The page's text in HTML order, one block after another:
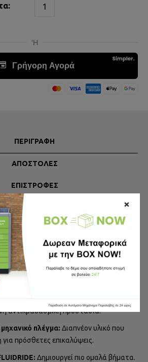
×
ΠΕΡΙΓΡΑΦΗ
ΑΠΟΣΤΟΛΕΣ
ΕΠΙΣΤΡΟΦΕΣ
EXCITE 11 διαθέτει άνετο και ευέλικτο
για να προσφέρει μεγαλύτερη
για το τρέξιμο και τη γυμναστική
PLUS: Παρέχει αντικραδασμική
απόκριση στον βηματισμό.
αντικραδασμική προστασία.
πλέγμα: Διαπνέον υλικό που
για πρόσθετες επικαλύψεις.
Δημιουργεί πιο ομαλά βήματα.